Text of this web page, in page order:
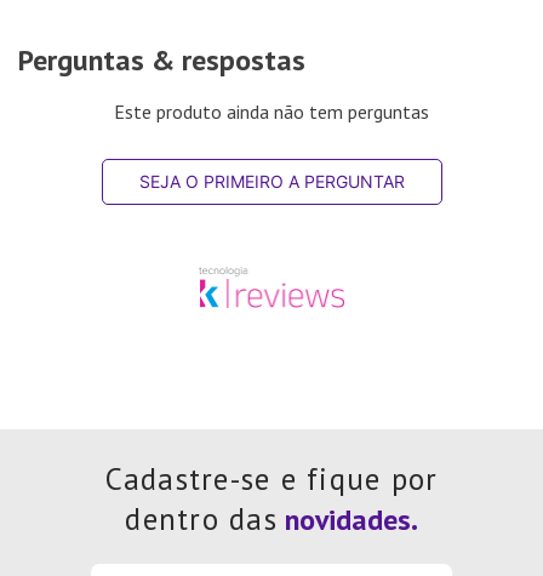
Perguntas & respostas
Este produto ainda não tem perguntas
SEJA O PRIMEIRO A PERGUNTAR
Cadastre-se e fique por
dentro das